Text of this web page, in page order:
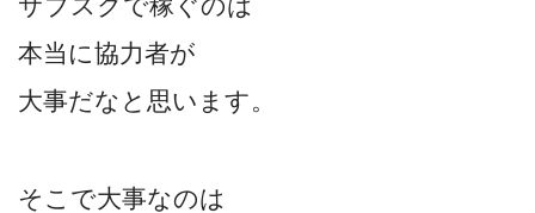
サブスクで稼ぐのは
本当に協力者が
大事だなと思います。
そこで大事なのは